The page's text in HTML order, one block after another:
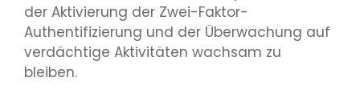
der Aktivierung der Zwei-Faktor-
Authentifizierung und der Überwachung auf
verdächtige Aktivitäten wachsam zu
bleiben.